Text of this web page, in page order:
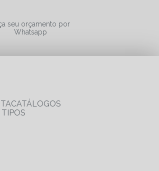
seu orçamento por
Whatsapp
CATÁLOGOS
TIPOS